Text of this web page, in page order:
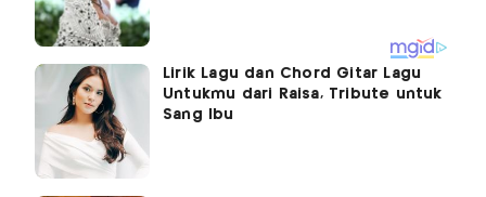
Lirik Lagu dan Chord Gitar Lagu
Untukmu dari Raisa, Tribute untuk
Sang Ibu